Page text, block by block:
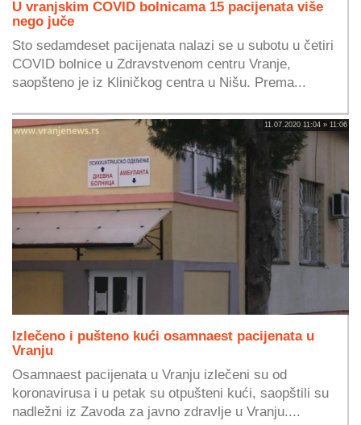
U vranjskim COVID bolnicama 15 pacijenata više
nego juče
Sto sedamdeset pacijenata nalazi se u subotu u četiri
COVID bolnice u Zdravstvenom centru Vranje,
saopšteno je iz Kliničkog centra u Nišu. Prema...
11.07.2020 11:04 » 11:06
Izlečeno i pušteno kući osamnaest pacijenata u
Vranju
Osamnaest pacijenata u Vranju izlečeni su od
koronavirusa i u petak su otpušteni kući, saopštili su
nadležni iz Zavoda za javno zdravlje u Vranju....